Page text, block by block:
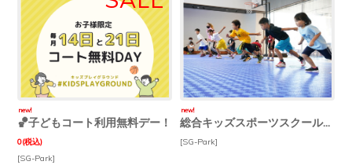
new!
🏀子どもコート利用無料デー！
0(税込)
[SG-Park]
new!
総合キッズスポーツスクール「biima sports」
[SG-Park]